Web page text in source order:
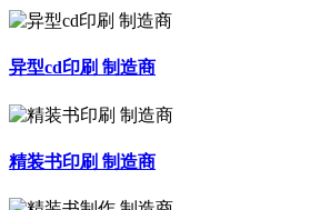
异型cd印刷 制造商
精装书印刷 制造商